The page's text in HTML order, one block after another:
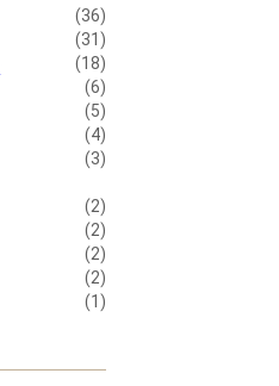
(36)
(31)
(18)
(6)
(5)
(4)
(3)
(2)
(2)
(2)
(2)
(1)